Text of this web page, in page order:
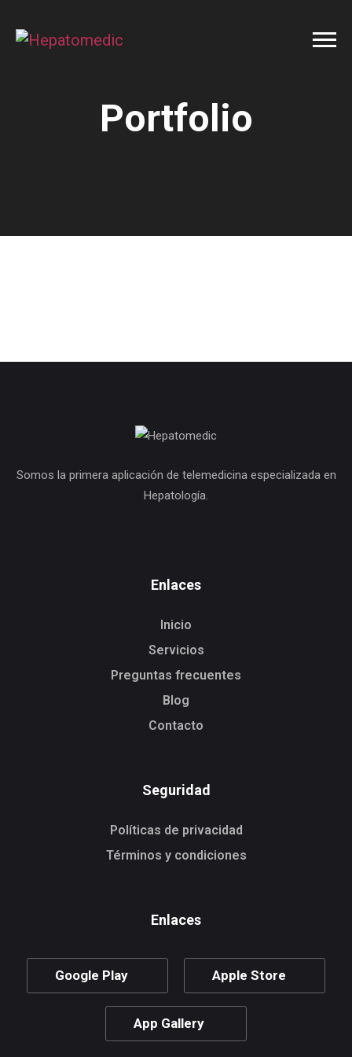
Portfolio
Somos la primera aplicación de telemedicina especializada en
Hepatología.
Enlaces
Inicio
Servicios
Preguntas frecuentes
Blog
Contacto
Seguridad
Políticas de privacidad
Términos y condiciones
Enlaces
Google Play Apple Store
App Gallery